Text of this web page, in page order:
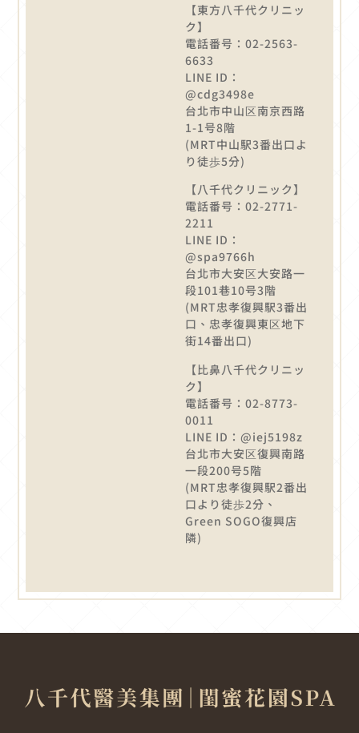
【東方八千代クリニッ
ク】
電話番号：02-2563-
6633
LINE ID：
@cdg3498e
台北市中山区南京西路
1-1号8階
(MRT中山駅3番出口よ
り徒歩5分)
【八千代クリニック】
電話番号：02-2771-
2211
LINE ID：
@spa9766h
台北市大安区大安路一
段101巷10号3階
(MRT忠孝復興駅3番出
口、忠孝復興東区地下
街14番出口)
【比鼻八千代クリニッ
ク】
電話番号：02-8773-
0011
LINE ID：@iej5198z
台北市大安区復興南路
一段200号5階
(MRT忠孝復興駅2番出
口より徒歩2分、
Green SOGO復興店
隣)